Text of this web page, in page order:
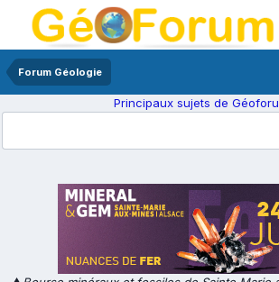
Forum Géologie
Principaux sujets de